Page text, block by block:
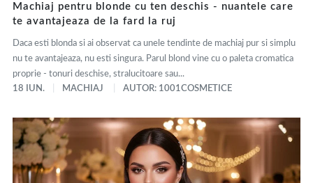
Machiaj pentru blonde cu ten deschis - nuantele care
te avantajeaza de la fard la ruj
Daca esti blonda si ai observat ca unele tendinte de machiaj pur si simplu
nu te avantajeaza, nu esti singura. Parul blond vine cu o paleta cromatica
proprie - tonuri deschise, stralucitoare sau...
18 IUN.
MACHIAJ AUTOR: 1001COSMETICE